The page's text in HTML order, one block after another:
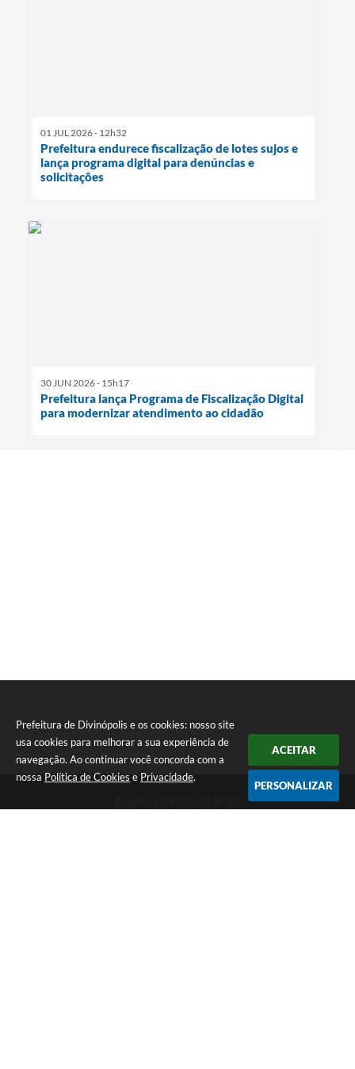
Prefeitura de Divinópolis e os cookies: nosso site
usa cookies para melhorar a sua experiência de
navegação. Ao continuar você concorda com a
nossa Política de Cookies e Privacidade.
ACEITAR
PERSONALIZAR
01 JUL 2026 - 12h32
Prefeitura endurece fiscalização de lotes sujos e
lança programa digital para denúncias e
solicitações
30 JUN 2026 - 15h17
Prefeitura lança Programa de Fiscalização Digital
para modernizar atendimento ao cidadão